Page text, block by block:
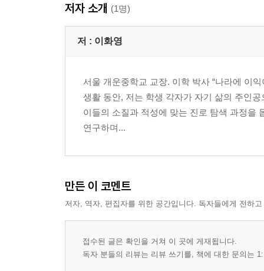
저자 소개 (1명)
저 : 이화영
서울 개운중학교 교장. 이학 박사 “나라에 이
생활 동안, 저는 학생 각자가 자기 삶의 주인
이들의 소질과 적성에 맞는 진로 탐색 과정을
연구하며...
만든 이 코멘트
저자, 역자, 편집자를 위한 공간입니다. 독자들에게 전하
접수된 글은 확인을 거쳐 이 곳에 게재됩니다.
독자 분들의 리뷰는 리뷰 쓰기를, 책에 대한 문의는